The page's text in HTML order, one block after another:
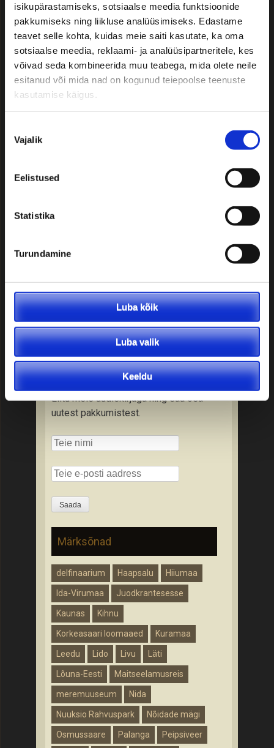
isikupärastamiseks, sotsiaalse meedia funktsioonide
pakkumiseks ning liikluse analüüsimiseks. Edastame
teavet selle kohta, kuidas meie saiti kasutate, ka oma
sotsiaalse meedia, reklaami- ja analüüsipartneritele, kes
võivad seda kombineerida muu teabega, mida olete neile
esitanud või mida nad on kogunud teiepoolse teenuste
kasutamise käigus.
valik
Vajalik
Eelistused
Statistika
Turundamine
Luba kõik
Luba valik
Keeldu
rajad – 19.-20. september 2026
Õpilasreisid 2026
Bussi tellides teatage:
• Reisijate arv
olemasolu ning kehtivusaega
olemasolu
• Tutvuge tollieeskirjadega
• Varuge kaasa vastava riigi valuutat
• Tutvuge reisitingimustega
Liitu uudiskirjaga
Liitu meie uudiskirjaga ning saa osa
uutest pakkumistest.
Märksõnad
delfinaarium Haapsalu Hiiumaa
Ida-Virumaa Juodkrantesesse
Kaunas Kihnu
Korkeasaari loomaaed Kuramaa
Leedu Lido Livu Läti
Lõuna-Eesti Maitseelamusreis
meremuuseum Nida
Nuuksio Rahvuspark Nõidade mägi
Osmussaare Palanga Peipsiveer